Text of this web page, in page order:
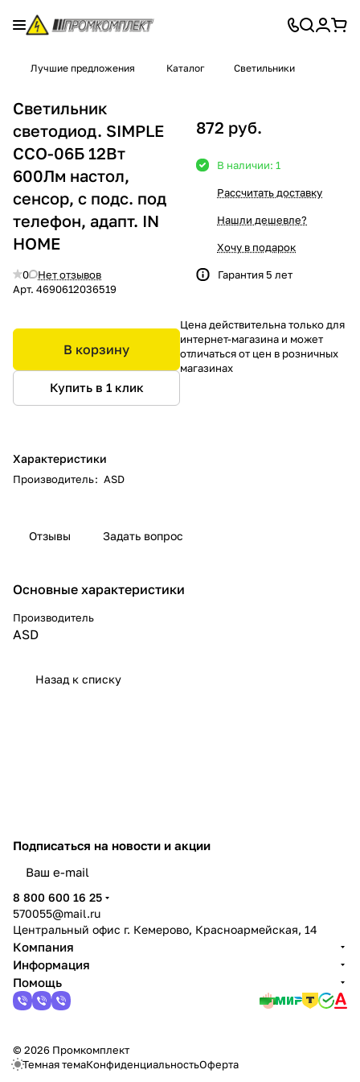
Лучшие предложения Каталог Светильники
Светильник
светодиод. SIMPLE
ССО-06Б 12Вт
600Лм настол,
сенсор, с подс. под
телефон, адапт. IN
HOME
0
Нет отзывов
Арт. 4690612036519
В корзину
Купить в 1 клик
Характеристики
Производитель: ASD
872 руб.
В наличии: 1
Рассчитать доставку
Нашли дешевле?
Хочу в подарок
Гарантия 5 лет
Цена действительна только для
интернет-магазина и может
отличаться от цен в розничных
магазинах
Отзывы Задать вопрос
Основные характеристики
Производитель
ASD
Назад к списку
Подписаться на новости и акции
8 800 600 16 25
570055@mail.ru
Центральный офис г. Кемерово, Красноармейская, 14
Компания
Информация
Помощь
© 2026 Промкомплект
Темная темаКонфиденциальностьОферта